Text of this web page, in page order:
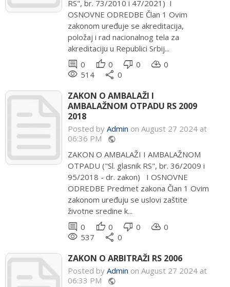
RS", br. 73/2010 i 47/2021) I
OSNOVNE ODREDBE Član 1 Ovim
zakonom uređuje se akreditacija,
položaj i rad nacionalnog tela za
akreditaciju u Republici Srbij...
comment 0 thumb_up 0 thumb_down 0 cloud_download 0
remove_red_eye 514 share 0
ZAKON O AMBALAŽI I
AMBALAŽNOM OTPADU RS 2009
2018
Posted by Admin on August 27 2024 at
06:36 PM public
ZAKON O AMBALAŽI I AMBALAŽNOM
OTPADU ("Sl. glasnik RS", br. 36/2009 i
95/2018 - dr. zakon) I OSNOVNE
ODREDBE Predmet zakona Član 1 Ovim
zakonom uređuju se uslovi zaštite
životne sredine k...
comment 0 thumb_up 0 thumb_down 0 cloud_download 0
remove_red_eye 537 share 0
ZAKON O ARBITRAŽI RS 2006
Posted by Admin on August 27 2024 at
06:33 PM public